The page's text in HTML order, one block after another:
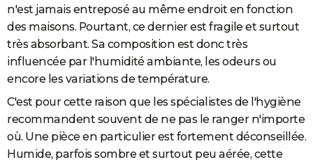
FORUM
Bricolage
Lifestyle
Culture
Sport
Auto
Television
Voyage
Cinema
n'est jamais entreposé au même endroit en fonction
des maisons. Pourtant, ce dernier est fragile et surtout
très absorbant. Sa composition est donc très
influencée par l'humidité ambiante, les odeurs ou
encore les variations de température.
C'est pour cette raison que les spécialistes de l'hygiène
recommandent souvent de ne pas le ranger n'importe
où. Une pièce en particulier est fortement déconseillée.
Humide, parfois sombre et surtout peu aérée, cette